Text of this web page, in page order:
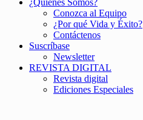
¿Quiénes Somos?
Conozca al Equipo
¿Por qué Vida y Éxito?
Contáctenos
Suscríbase
Newsletter
REVISTA DIGITAL
Revista digital
Ediciones Especiales